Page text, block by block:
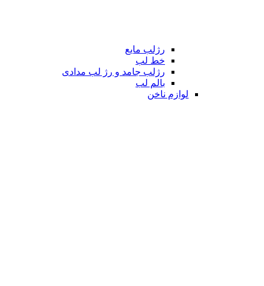
رژلب مایع
خط لب
رژلب جامد و رژ لب مدادی
بالم لب
لوازم ناخن